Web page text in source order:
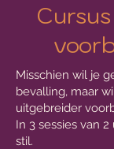
Misschien wil je
bevalling, maar
uitgebreider
In 3 sessies van
stil.